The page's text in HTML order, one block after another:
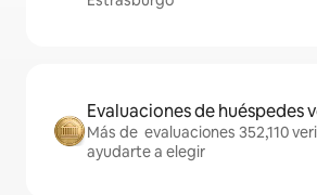
Evaluaciones de huéspedes
Más de evaluaciones 352,110
ayudarte a elegir